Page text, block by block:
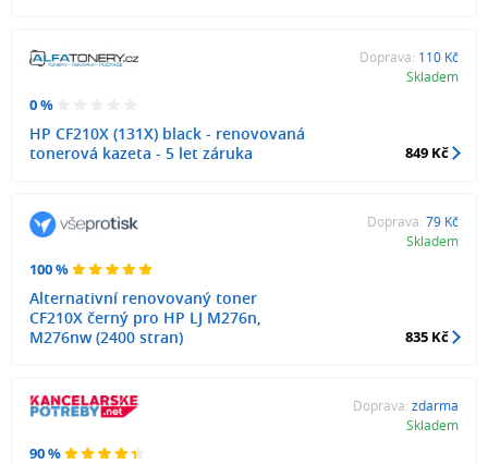
0 %
HP CF210X (131X) black - renovovaná
tonerová kazeta - 5 let záruka
Doprava: 110 Kč
Skladem
849 Kč
100 %
Alternativní renovovaný toner
CF210X černý pro HP LJ M276n,
M276nw (2400 stran)
Doprava: 79 Kč
Skladem
835 Kč
90 %
Doprava: zdarma
Skladem